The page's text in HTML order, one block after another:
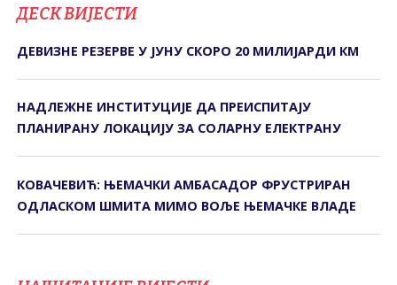
ДЕСК ВИЈЕСТИ
ДЕВИЗНЕ РЕЗЕРВЕ У ЈУНУ СКОРО 20 МИЛИЈАРДИ КМ
НАДЛЕЖНЕ ИНСТИТУЦИЈЕ ДА ПРЕИСПИТАЈУ
ПЛАНИРАНУ ЛОКАЦИЈУ ЗА СОЛАРНУ ЕЛЕКТРАНУ
КОВАЧЕВИЋ: ЊЕМАЧКИ АМБАСАДОР ФРУСТРИРАН
ОДЛАСКОМ ШМИТА МИМО ВОЉЕ ЊЕМАЧКЕ ВЛАДЕ